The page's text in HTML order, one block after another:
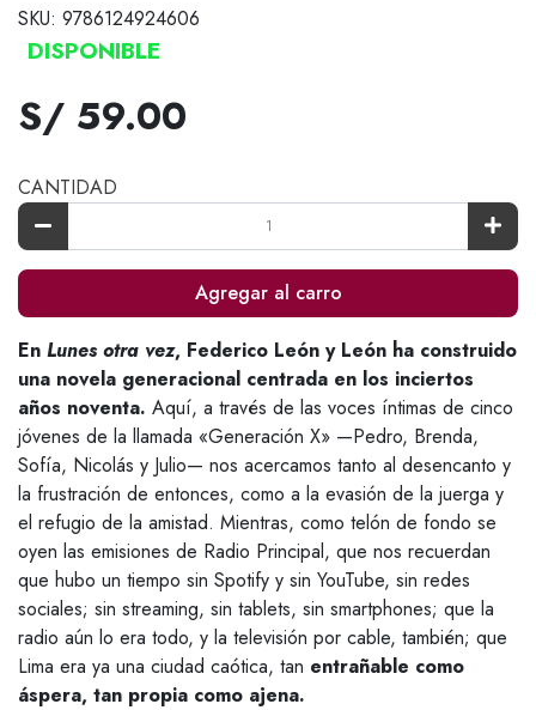
SKU: 9786124924606
DISPONIBLE
S/ 59.00
CANTIDAD
Agregar al carro
En Lunes otra vez, Federico León y León ha construido
una novela generacional centrada en los inciertos
años noventa. Aquí, a través de las voces íntimas de cinco
jóvenes de la llamada «Generación X» —Pedro, Brenda,
Sofía, Nicolás y Julio— nos acercamos tanto al desencanto y
la frustración de entonces, como a la evasión de la juerga y
el refugio de la amistad. Mientras, como telón de fondo se
oyen las emisiones de Radio Principal, que nos recuerdan
que hubo un tiempo sin Spotify y sin YouTube, sin redes
sociales; sin streaming, sin tablets, sin smartphones; que la
radio aún lo era todo, y la televisión por cable, también; que
Lima era ya una ciudad caótica, tan entrañable como
áspera, tan propia como ajena.